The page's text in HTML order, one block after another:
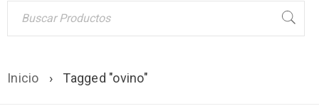
Inicio › Tagged "ovino"